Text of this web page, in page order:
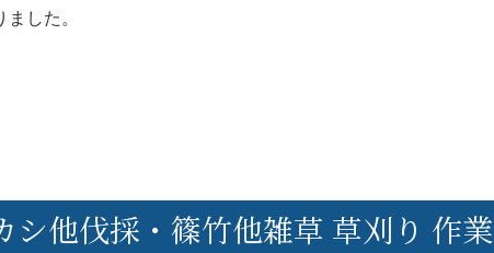
した。
他伐採・篠竹他雑草 草刈り 作業